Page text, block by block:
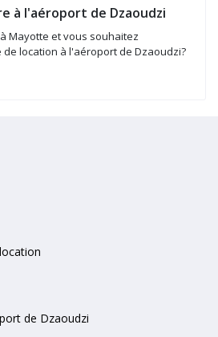
à l'aéroport de Dzaoudzi
Mayotte et vous souhaitez
location à l'aéroport de Dzaoudzi?
de Dzaoudzi